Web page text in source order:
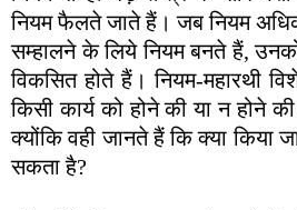
नियम फैलते जाते हैं। जब नियम
सम्हालने के लिये नियम बनते हैं,
विकसित होते हैं। नियम-महारथी
किसी कार्य को होने की या न होने की
क्योंकि वही जानते हैं कि क्या किया
सकता है?